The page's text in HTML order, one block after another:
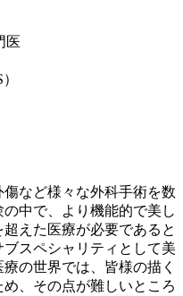
医
など様々な外科手術を数
中で、より機能的で美し
えた医療が必要であると
スペシャリティとして美
の世界では、皆様の描く
、その点が難しいところ